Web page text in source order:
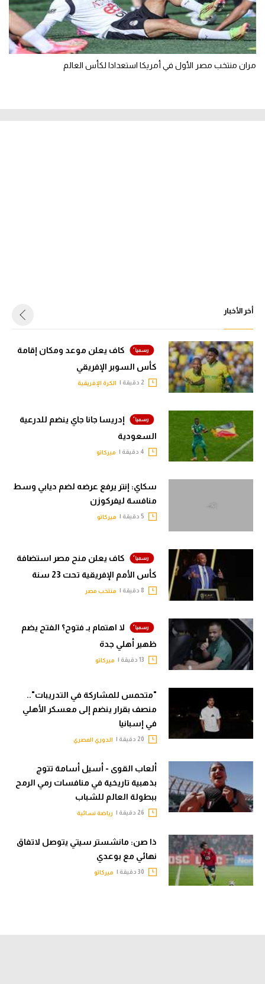
مران منتخب مصر الأول في أمريكا استعدادا لكأس العالم
أخر الأخبار
كاف يعلن موعد ومكان إقامة
كأس السوبر الإفريقي
الكرة الإفريقية
إدريسا جانا جاي ينضم للدرعية
السعودية
ميركاتو
سكاي: إنتر يرفع عرضه لضم ديابي وسط
منافسة ليفركوزن
ميركاتو
كاف يعلن منح مصر استضافة
كأس الأمم الإفريقية تحت 23 سنة
منتخب مصر
لا اهتمام بـ فتوح؟ الفتح يضم
ظهير أهلي جدة
ميركاتو
"متحمس للمشاركة في التدريبات"..
منصف بقرار ينضم إلى معسكر الأهلي
في إسبانيا
الدوري المصري
ألعاب القوى - أسيل أسامة تتوج
بذهبية تاريخية في منافسات رمي الرمح
ببطولة العالم للشباب
رياضة نسائية
ذا صن: مانشستر سيتي يتوصل لاتفاق
نهائي مع بوعدي
ميركاتو